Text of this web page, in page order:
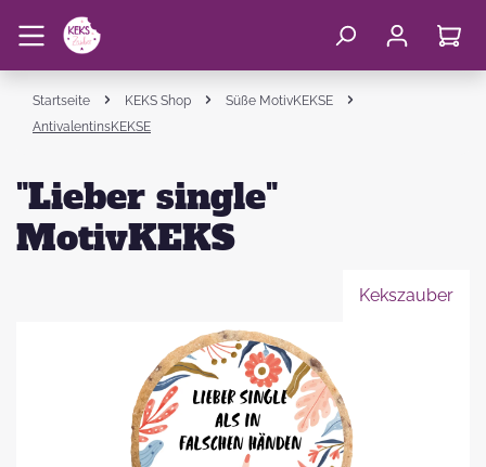
Startseite KEKS Shop
Süße MotivKEKSE
AntivalentinsKEKSE
"Lieber single"
MotivKEKS
Kekszauber